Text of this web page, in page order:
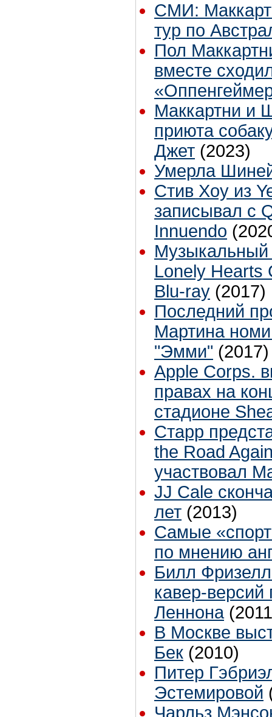
СМИ:
тур по
Пол
вместе
Маккартни и
приюта
Джет (2023)
Умерла
Стив Хоу из
записывал с
Innuendo
Lonely Hearts
Blu-ray (2017)
Последний
Мартина
"Эмми" (2017)
Apple Corps.
правах на
стадионе
Старр
the Road
участвовал
JJ Cale
лет (2013)
Самые
по мнению
Билл
кавер-
Леннона
В Москве
Бек (2010)
Питер
Эстемировой
Чарльз